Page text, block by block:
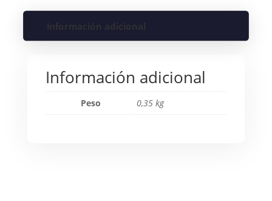
Información adicional
Información adicional
Peso 0,35 kg